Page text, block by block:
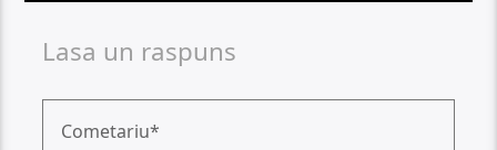
Lasa un raspuns